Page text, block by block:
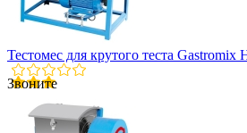
Тестомес для крутого теста Gastromix
Звоните